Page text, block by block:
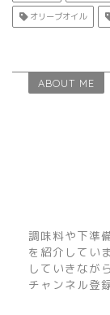
オリーブオイル
ABOUT ME
調味料や下準
を紹介してい
していきなが
チャンネル登